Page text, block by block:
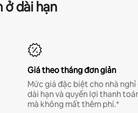
ở dài hạn
Giá theo tháng đơn giản
Mức giá đặc biệt cho nhà
dài hạn và quyền lợi thanh
mà không mất thêm phí.*